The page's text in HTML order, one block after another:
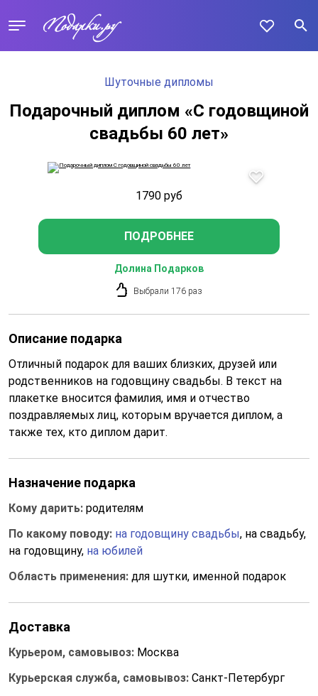
Шуточные дипломы
Подарочный диплом «С годовщиной
свадьбы 60 лет»
1790 руб
ПОДРОБНЕЕ
Долина Подарков
Выбрали 176 раз
Описание подарка
Отличный подарок для ваших близких, друзей или
родственников на годовщину свадьбы. В текст на
плакетке вносится фамилия, имя и отчество
поздравляемых лиц, которым вручается диплом, а
также тех, кто диплом дарит.
Назначение подарка
Кому дарить: родителям
По какому поводу: на годовщину свадьбы, на свадьбу,
на годовщину, на юбилей
Область применения: для шутки, именной подарок
Доставка
Курьером, самовывоз: Москва
Курьерская служба, самовывоз: Санкт-Петербург